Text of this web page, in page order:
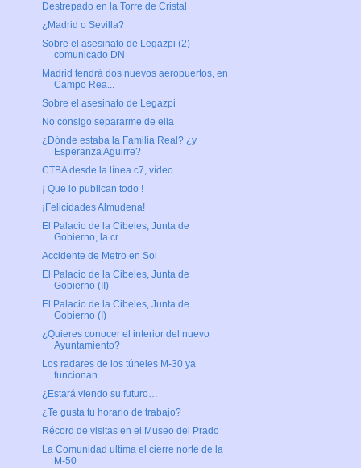
Destrepado en la Torre de Cristal
¿Madrid o Sevilla?
Sobre el asesinato de Legazpi (2)
comunicado DN
Madrid tendrá dos nuevos aeropuertos, en
Campo Rea...
Sobre el asesinato de Legazpi
No consigo separarme de ella
¿Dónde estaba la Familia Real? ¿y
Esperanza Aguirre?
CTBA desde la línea c7, vídeo
¡ Que lo publican todo !
¡Felicidades Almudena!
El Palacio de la Cibeles, Junta de
Gobierno, la cr...
Accidente de Metro en Sol
El Palacio de la Cibeles, Junta de
Gobierno (II)
El Palacio de la Cibeles, Junta de
Gobierno (I)
¿Quieres conocer el interior del nuevo
Ayuntamiento?
Los radares de los túneles M-30 ya
funcionan
¿Estará viendo su futuro…
¿Te gusta tu horario de trabajo?
Récord de visitas en el Museo del Prado
La Comunidad ultima el cierre norte de la
M-50